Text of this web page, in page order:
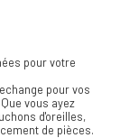
pour votre
pour vos
vous ayez
d'oreilles,
de pièces.